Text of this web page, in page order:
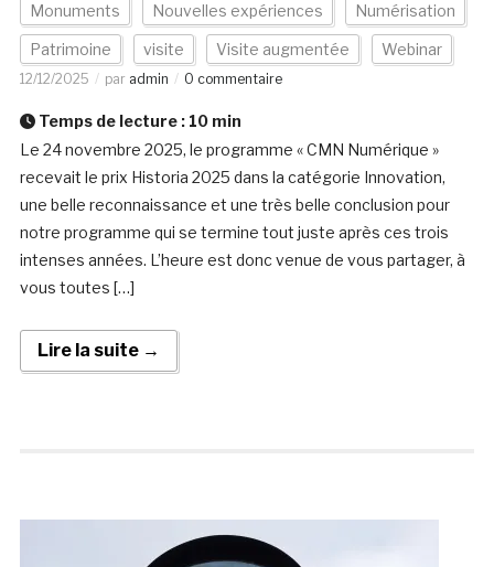
Monuments Nouvelles expériences Numérisation
Patrimoine visite Visite augmentée Webinar
12/12/2025 par admin 0 commentaire
Temps de lecture : 10 min
Le 24 novembre 2025, le programme « CMN Numérique »
recevait le prix Historia 2025 dans la catégorie Innovation,
une belle reconnaissance et une très belle conclusion pour
notre programme qui se termine tout juste après ces trois
intenses années. L’heure est donc venue de vous partager, à
vous toutes […]
Lire la suite →